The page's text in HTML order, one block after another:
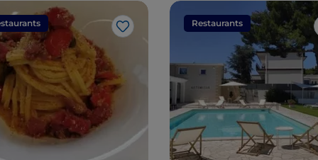
Like
Restaurants